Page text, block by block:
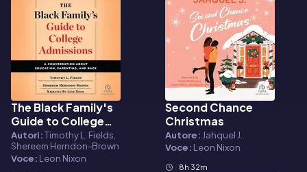
Audiolibro
The Black Family's
Guide to College
Admissions
Autori:Timothy L. Fields,
Shereem Herndon-Brown
Voce: Leon Nixon
Audiolibro
Second Chance
Christmas
Autore: Jahquel J.
Voce: Leon Nixon
8h 32m